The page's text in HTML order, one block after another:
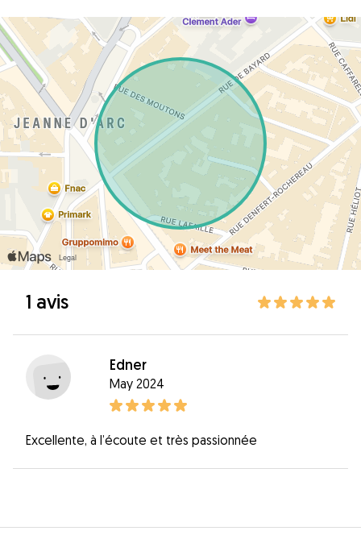
1 avis
Edner
May 2024
Excellente, à l’écoute et très passionnée